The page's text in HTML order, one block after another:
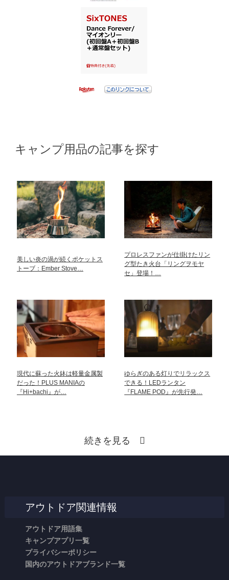
キャンプ用品の記事を探す
美しい炎の渦が続くポケットス
トーブ：Ember Stove…
プロレスファンが仕掛けたリン
グ型たき火台「リングヲモヤ
セ」登場！…
現代に蘇った火鉢は軽量金属製
だった！PLUS MANIAの
『Hi+bachi』が…
ゆらぎのある灯りでリラックス
できる！LEDランタン
『FLAME POD』が先行発…
続きを見る
アウトドア関連情報
アウトドア用語集
キャンプアプリ一覧
プライバシーポリシー
国内のアウトドアブランド一覧